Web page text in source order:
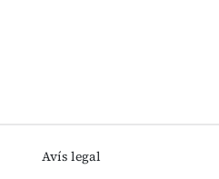
Avís legal